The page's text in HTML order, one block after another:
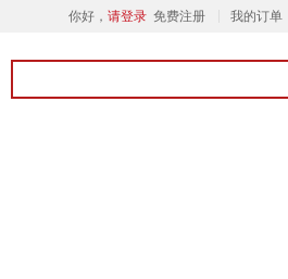
你好， 请登录 免费注册 我的订单